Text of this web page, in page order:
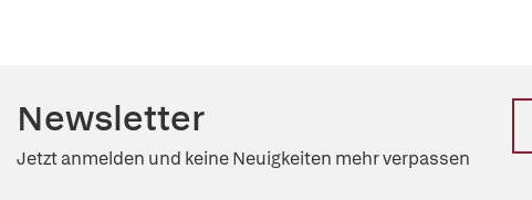
Newsletter
Jetzt anmelden und keine Neuigkeiten mehr verpassen